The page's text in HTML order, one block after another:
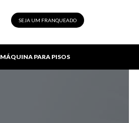
SEJA UM FRANQUEADO
MÁQUINA PARA PISOS